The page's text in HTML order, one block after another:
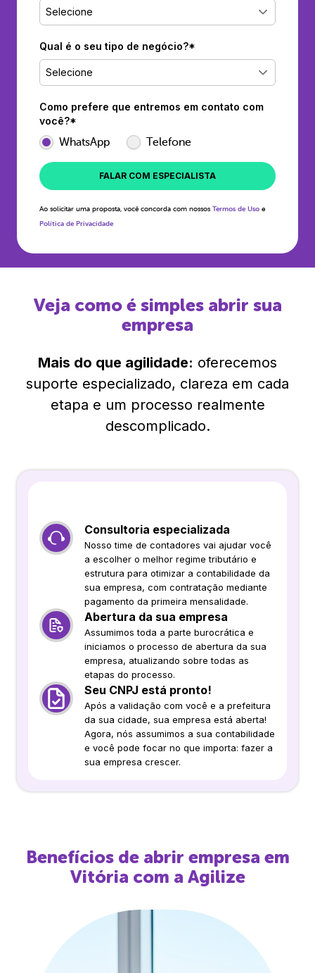
Selecione
Qual é o seu tipo de negócio?*
Selecione
Como prefere que entremos em contato com
você?*
WhatsApp Telefone
FALAR COM ESPECIALISTA
Ao solicitar uma proposta, você concorda com nossos Termos de Uso e
Política de Privacidade
Veja como é simples abrir sua
empresa
Mais do que agilidade: oferecemos
suporte especializado, clareza em cada
etapa e um processo realmente
descomplicado.
Consultoria especializada
Nosso time de contadores vai ajudar você
a escolher o melhor regime tributário e
estrutura para otimizar a contabilidade da
sua empresa, com contratação mediante
pagamento da primeira mensalidade.
Abertura da sua empresa
Assumimos toda a parte burocrática e
iniciamos o processo de abertura da sua
empresa, atualizando sobre todas as
etapas do processo.
Seu CNPJ está pronto!
Após a validação com você e a prefeitura
da sua cidade, sua empresa está aberta!
Agora, nós assumimos a sua contabilidade
e você pode focar no que importa: fazer a
sua empresa crescer.
Benefícios de abrir empresa em
Vitória com a Agilize